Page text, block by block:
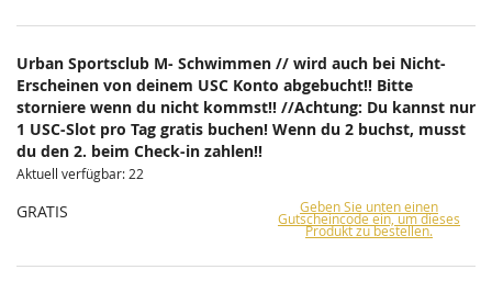
Urban Sportsclub M- Schwimmen // wird auch bei Nicht-
Erscheinen von deinem USC Konto abgebucht!! Bitte
storniere wenn du nicht kommst!! //Achtung: Du kannst nur
1 USC-Slot pro Tag gratis buchen! Wenn du 2 buchst, musst
du den 2. beim Check-in zahlen!!
Aktuell verfügbar: 22
GRATIS Geben Sie unten einen
Gutscheincode ein, um dieses
Produkt zu bestellen.